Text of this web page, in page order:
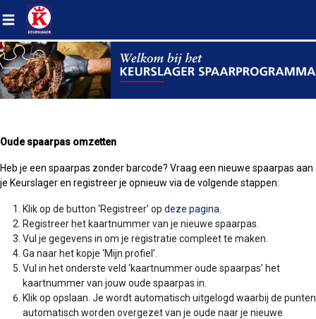
Verander
navigatie
Oude spaarpas omzetten
Heb je een spaarpas zonder barcode? Vraag een nieuwe spaarpas aan
je Keurslager en registreer je opnieuw via de volgende stappen:
Klik op de button ‘Registreer’ op deze pagina
Registreer het kaartnummer van je nieuwe spaarpas.
Vul je gegevens in om je registratie compleet te maken.
Ga naar het kopje ‘Mijn profiel’.
Vul in het onderste veld ‘kaartnummer oude spaarpas’ het
kaartnummer van jouw oude spaarpas in.
Klik op opslaan. Je wordt automatisch uitgelogd waarbij de punten
automatisch worden overgezet van je oude naar je nieuwe